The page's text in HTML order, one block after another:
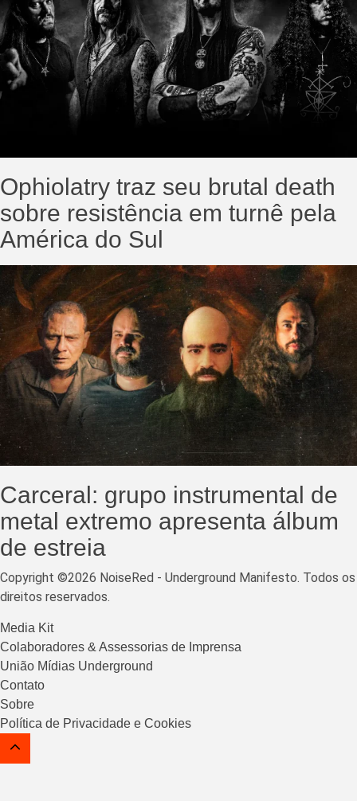
Ophiolatry traz seu brutal death
sobre resistência em turnê pela
América do Sul
Carceral: grupo instrumental de
metal extremo apresenta álbum
de estreia
Copyright ©2026 NoiseRed - Underground Manifesto. Todos os
direitos reservados.
Media Kit
Colaboradores & Assessorias de Imprensa
União Mídias Underground
Contato
Sobre
Política de Privacidade e Cookies